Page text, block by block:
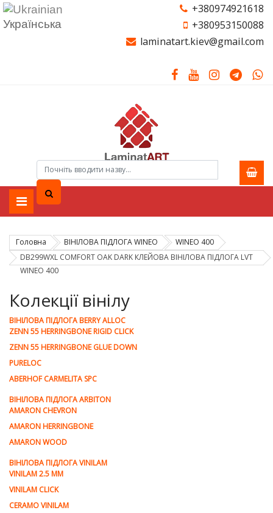
Українська
+380974921618
+380953150088
laminatart.kiev@gmail.com
Головна ВІНІЛОВА ПІДЛОГА WINEO
WINEO 400
DB299WXL COMFORT OAK DARK КЛЕЙОВА ВІНІЛОВА ПІДЛОГА LVT
WINEO 400
Колекції вінілу
ВІНІЛОВА ПІДЛОГА BERRY ALLOC
ZENN 55 HERRINGBONE RIGID CLICK
ZENN 55 HERRINGBONE GLUE DOWN
PURELOC
ABERHOF CARMELITA SPC
ВІНІЛОВА ПІДЛОГА ARBITON
AMARON CHEVRON
AMARON HERRINGBONE
AMARON WOOD
ВІНІЛОВА ПІДЛОГА VINILAM
VINILAM 2.5 MM
VINILAM CLICK
CERAMO VINILAM